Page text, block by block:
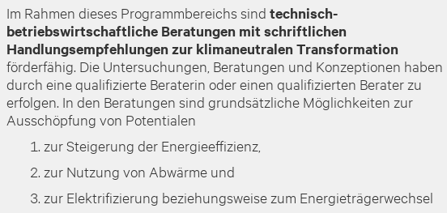
Im Rahmen dieses Programmbereichs sind technisch-
betriebswirtschaftliche Beratungen mit schriftlichen
Handlungsempfehlungen zur klimaneutralen Transformation
förderfähig. Die Untersuchungen, Beratungen und Konzeptionen haben
durch eine qualifizierte Beraterin oder einen qualifizierten Berater zu
erfolgen. In den Beratungen sind grundsätzliche Möglichkeiten zur
Ausschöpfung von Potentialen
zur Steigerung der Energieeffizienz,
zur Nutzung von Abwärme und
zur Elektrifizierung beziehungsweise zum Energieträgerwechsel